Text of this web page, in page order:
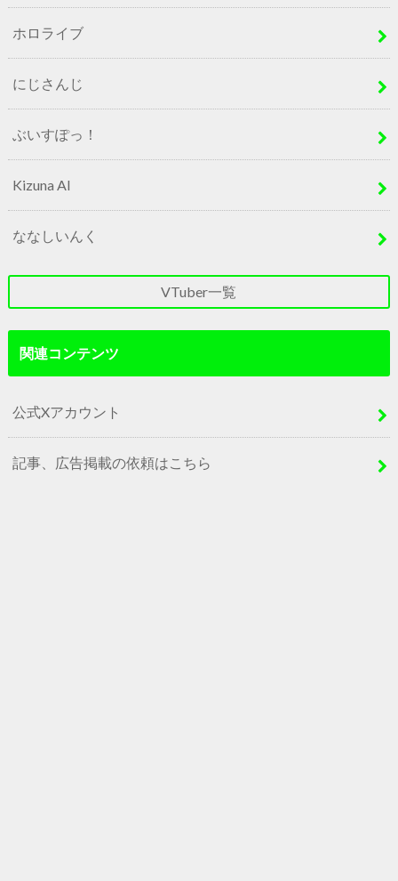
ホロライブ
にじさんじ
ぶいすぽっ！
Kizuna AI
ななしいんく
VTuber一覧
関連コンテンツ
公式Xアカウント
記事、広告掲載の依頼はこちら